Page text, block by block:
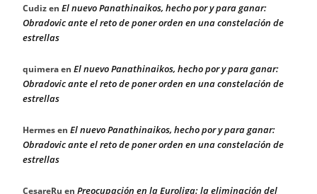
Cudizen El nuevo Panathinaikos, hecho por y para ganar:
Obradovic ante el reto de poner orden en una constelación de
estrellas
quimeraen El nuevo Panathinaikos, hecho por y para ganar:
Obradovic ante el reto de poner orden en una constelación de
estrellas
Hermesen El nuevo Panathinaikos, hecho por y para ganar:
Obradovic ante el reto de poner orden en una constelación de
estrellas
CesareRu en Preocupación en la Euroliga: la eliminación del